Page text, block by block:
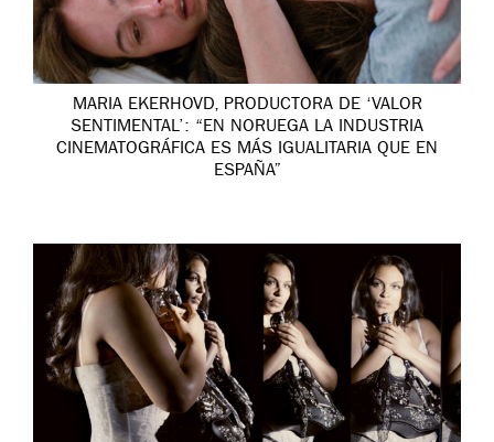
MARIA EKERHOVD, PRODUCTORA DE ‘VALOR
SENTIMENTAL’: “EN NORUEGA LA INDUSTRIA
CINEMATOGRÁFICA ES MÁS IGUALITARIA QUE EN
ESPAÑA”